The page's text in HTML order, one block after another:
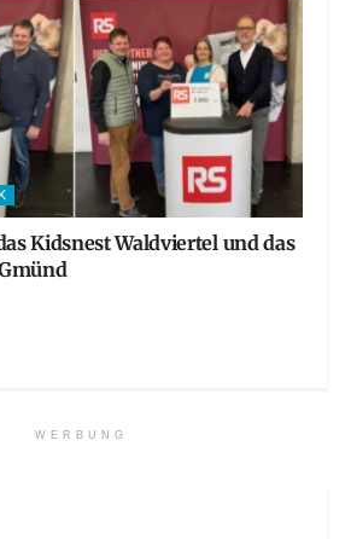
Kidsnest Waldviertel und das
WERBUNG